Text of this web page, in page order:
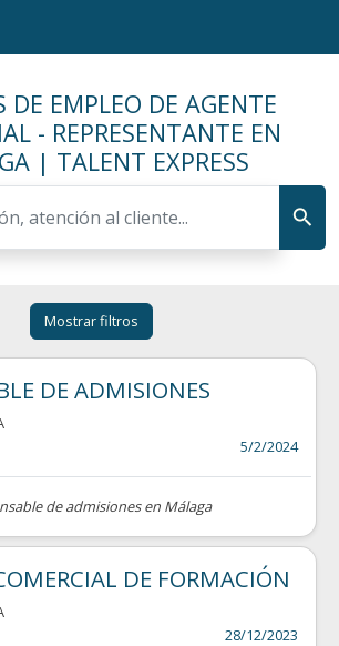
DE EMPLEO DE AGENTE
- REPRESENTANTE EN
| TALENT EXPRESS
Mostrar filtros
DE ADMISIONES
5/2/2024
de admisiones en Málaga
DE FORMACIÓN
28/12/2023